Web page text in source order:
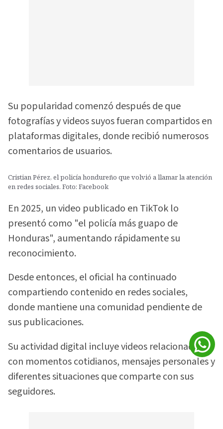
Su popularidad comenzó después de que
fotografías y videos suyos fueran compartidos en
plataformas digitales, donde recibió numerosos
comentarios de usuarios.
Cristian Pérez, el policía hondureño que volvió a llamar la atención
en redes sociales. Foto: Facebook
En 2025, un video publicado en TikTok lo
presentó como "el policía más guapo de
Honduras", aumentando rápidamente su
reconocimiento.
Desde entonces, el oficial ha continuado
compartiendo contenido en redes sociales,
donde mantiene una comunidad pendiente de
sus publicaciones.
Su actividad digital incluye videos relacionados
con momentos cotidianos, mensajes personales y
diferentes situaciones que comparte con sus
seguidores.